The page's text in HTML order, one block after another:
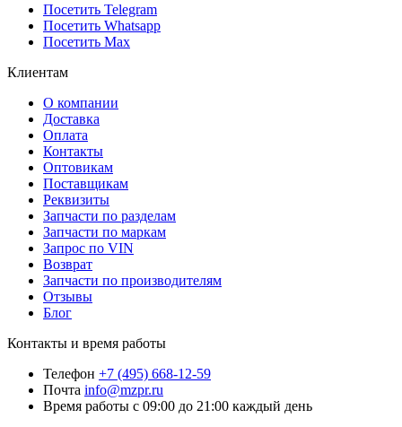
Посетить Telegram
Посетить Whatsapp
Посетить Max
Клиентам
О компании
Доставка
Оплата
Контакты
Оптовикам
Поставщикам
Реквизиты
Запчасти по разделам
Запчасти по маркам
Запрос по VIN
Возврат
Запчасти по производителям
Отзывы
Блог
Контакты и время работы
Телефон +7 (495) 668-12-59
Почта info@mzpr.ru
Время работы с 09:00 до 21:00 каждый день